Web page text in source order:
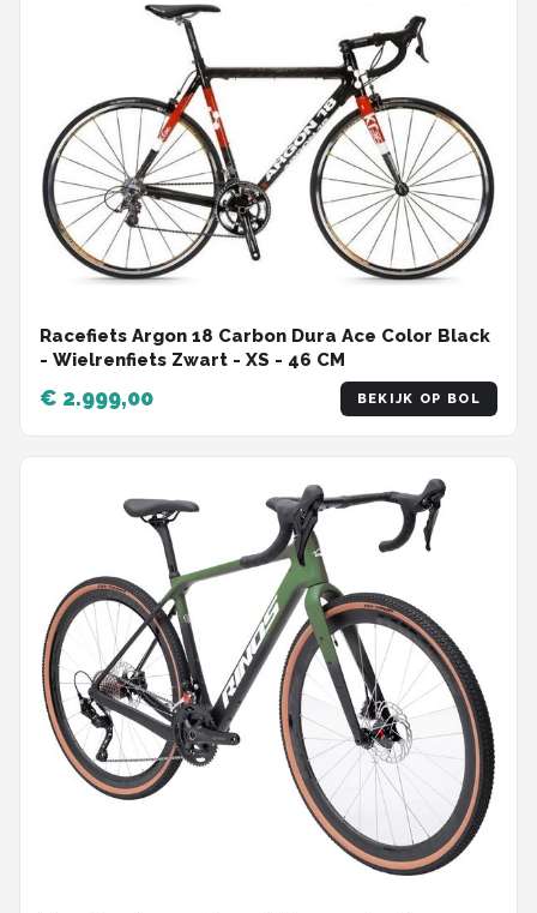
Racefiets Argon 18 Carbon Dura Ace Color Black
- Wielrenfiets Zwart - XS - 46 CM
€ 2.999,00 BEKIJK OP BOL